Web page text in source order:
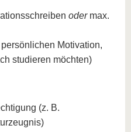
oder max.
Motivation,
studieren möchten)
(z. B.